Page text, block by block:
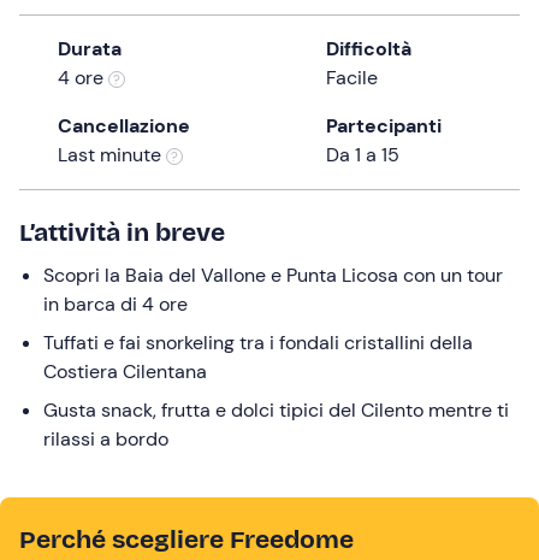
question
mark
keyboard
shortcuts
for
changing
dates.
Durata
4 ore
Difficoltà
Facile
Cancellazione
Last minute
Partecipanti
Da 1 a 15
L’attività in breve
Scopri la Baia del Vallone e Punta Licosa con un tour
in barca di 4 ore
Tuffati e fai snorkeling tra i fondali cristallini della
Costiera Cilentana
Gusta snack, frutta e dolci tipici del Cilento mentre ti
rilassi a bordo
Perché scegliere Freedome